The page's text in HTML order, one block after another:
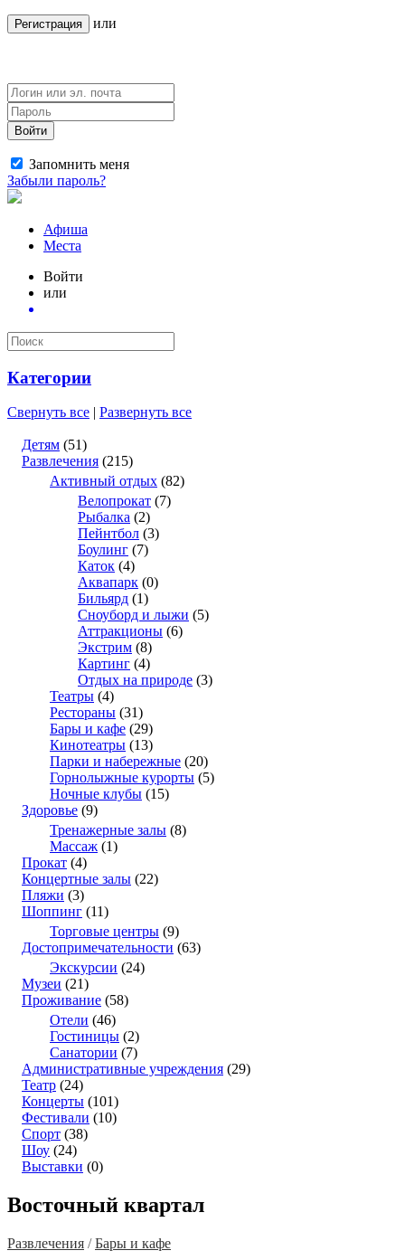
Регистрация или
Войти
Запомнить меня
Забыли пароль?
Афиша
Места
Войти
или
Категории
Свернуть все | Развернуть все
Детям (51)
Развлечения (215)
Активный отдых (82)
Велопрокат (7)
Рыбалка (2)
Пейнтбол (3)
Боулинг (7)
Каток (4)
Аквапарк (0)
Бильярд (1)
Сноуборд и лыжи (5)
Аттракционы (6)
Экстрим (8)
Картинг (4)
Отдых на природе (3)
Театры (4)
Рестораны (31)
Бары и кафе (29)
Кинотеатры (13)
Парки и набережные (20)
Горнолыжные курорты (5)
Ночные клубы (15)
Здоровье (9)
Тренажерные залы (8)
Массаж (1)
Прокат (4)
Концертные залы (22)
Пляжи (3)
Шоппинг (11)
Торговые центры (9)
Достопримечательности (63)
Экскурсии (24)
Музеи (21)
Проживание (58)
Отели (46)
Гостиницы (2)
Санатории (7)
Административные учреждения (29)
Театр (24)
Концерты (101)
Фестивали (10)
Спорт (38)
Шоу (24)
Выставки (0)
Восточный квартал
Развлечения /Бары и кафе